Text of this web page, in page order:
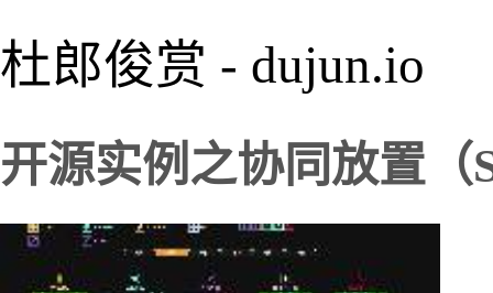
杜郎俊赏 - dujun.io
开源实例之协同放置（